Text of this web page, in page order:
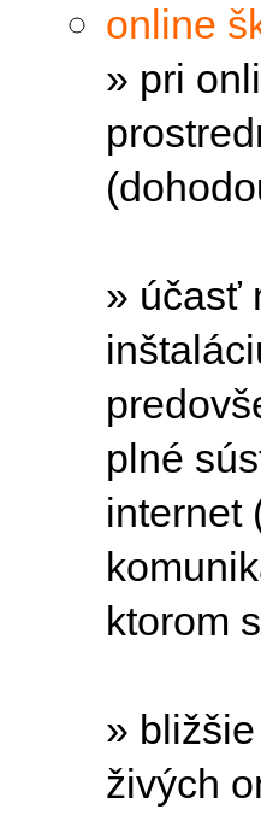
online
» pri
» účasť
plné
internet
ktorom
»
živých